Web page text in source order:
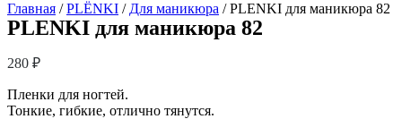
Главная /PLЁNKI / Для маникюра / PLENKI для маникюра 82
PLENKI для маникюра 82
280 ₽
Пленки для ногтей.
Тонкие, гибкие, отлично тянутся.